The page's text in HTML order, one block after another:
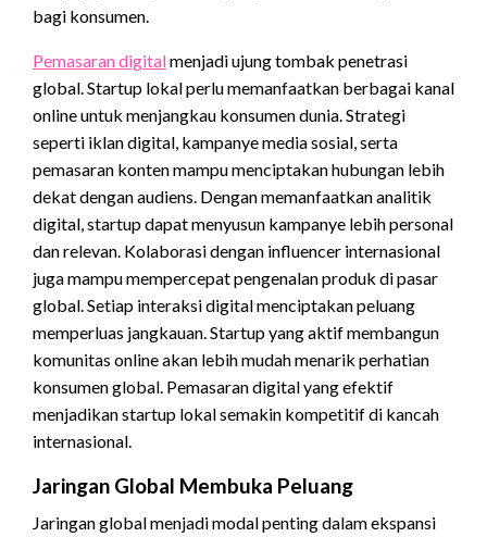
bagi konsumen.
Pemasaran digitalmenjadi ujung tombak penetrasi
global. Startup lokal perlu memanfaatkan berbagai kanal
online untuk menjangkau konsumen dunia. Strategi
seperti iklan digital, kampanye media sosial, serta
pemasaran konten mampu menciptakan hubungan lebih
dekat dengan audiens. Dengan memanfaatkan analitik
digital, startup dapat menyusun kampanye lebih personal
dan relevan. Kolaborasi dengan influencer internasional
juga mampu mempercepat pengenalan produk di pasar
global. Setiap interaksi digital menciptakan peluang
memperluas jangkauan. Startup yang aktif membangun
komunitas online akan lebih mudah menarik perhatian
konsumen global. Pemasaran digital yang efektif
menjadikan startup lokal semakin kompetitif di kancah
internasional.
Jaringan Global Membuka Peluang
Jaringan global menjadi modal penting dalam ekspansi